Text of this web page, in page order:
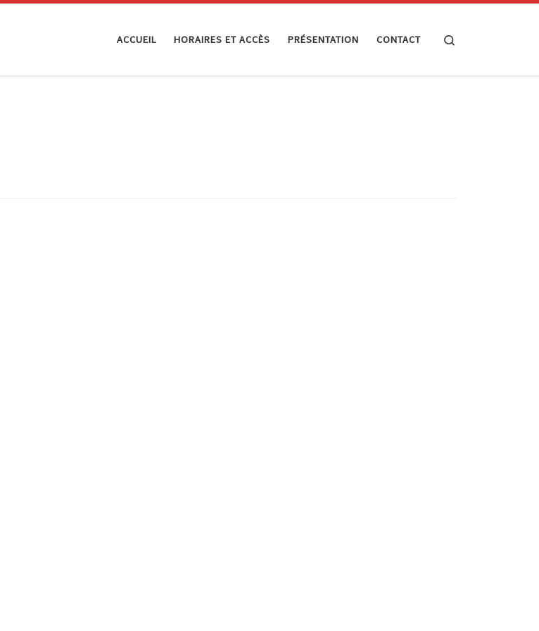
ACCUEIL HORAIRES ET ACCÈS PRÉSENTATION CONTACT